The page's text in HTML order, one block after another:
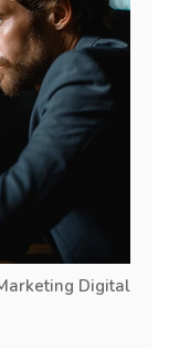
Digital